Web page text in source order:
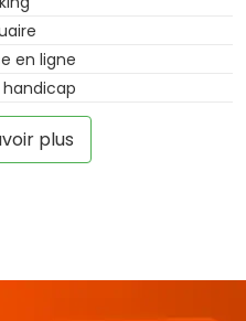
en ligne
plus